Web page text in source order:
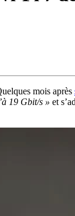
mois après
19 Gbit/s » et